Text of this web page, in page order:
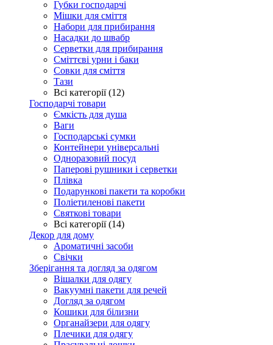
Губки господарчі
Мішки для сміття
Набори для прибирання
Насадки до швабр
Серветки для прибирання
Сміттєві урни і баки
Совки для сміття
Тази
Всі категорії (12)
Господарчі товари
Ємкість для душа
Ваги
Господарські сумки
Контейнери універсальні
Одноразовий посуд
Паперові рушники і серветки
Плівка
Подарункові пакети та коробки
Поліетиленові пакети
Святкові товари
Всі категорії (14)
Декор для дому
Ароматичні засоби
Свічки
Зберігання та догляд за одягом
Вішалки для одягу
Вакуумні пакети для речей
Догляд за одягом
Кошики для білизни
Органайзери для одягу
Плечики для одягу